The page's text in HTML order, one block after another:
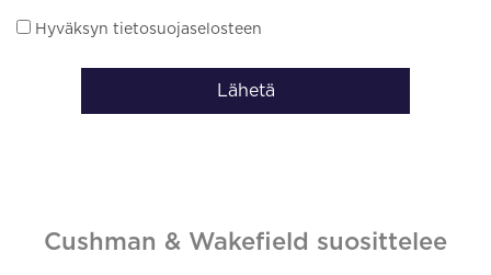
Hyväksyn tietosuojaselosteen
Lähetä
Cushman & Wakefield suosittelee